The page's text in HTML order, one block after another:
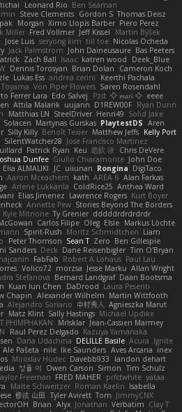
Leonard Rio Ben Seaman
Steve Clements Gordon S Thomas Deisz
Morgan Ximo Llopis Barber Piero Perez
Miller Fred Vollmer Jeff Kissel
Martin Býšek
Jose Luis seryong kim till toe Nicolas Ocheda
Jack Palmstrom John Daineusaure Bas Peeters
Zach Ball Isaac katren wood
Deek_Blue
Dennis Torosyan Brian Dolan
Cameron Koch
Lukas Ess andrea cerini
Keerthi Pachala
Von Piper Flowers Søren Rosendahl
Ferrer Lara Edo Salvej Pzit ✧ 𝔪𝔞𝔯𝔦 ✧ eeee
Attila Malarik uujann D1REW00F Ryan Dunn
Matthias LN SteelDriver Henri49 Solid Jake
Solacen Martynas Gurskas PlaytestDS Aren
Silly Killy Benoît Texier Matthew Jeffs Kelly Port
SilentWatcher28 Jose Francisco Martinez
Patrick Ryan Keu 皓欽 涂 Chris DeVere
Dunfee Giulio Chiaramonte John Doe
Elia ALMALIKI JC uiiunan Rongina DigiTaco
Aaron Mceachern kath AREA 6 Alan Farkas
Arlene Lukkarila ColdRice25 Anthea Ward
Elias Jimenez Lawrence Rogers Kurt Boyer
Annette Pew Stories Beyond The Borders
Kyle Mitrione Ty Grenier dddddrdrdrdrdr
Carlos Filipe Oleg Elsie Markus Löchte
Spirit-Rush Moritz Schmidtchen Liam
Peter Thomson Sean T Zero Ben Gillespie
Sanders Deck Dane Reisenbigler Tim O'Bryan
FabFab Robert A Lohaus Paul Lau
Volico72 morzsa Jesse Marku Allan Wright
Stefanova Bernard Landgraf Daan Bootsma
Kuan lun Chen DaDrood Laura Pesenti
Chapin Alexander Wilhelm Martin Wittfooth
Alejandro Soriano 中村秀人 Agnieszka Marut
Matz Klint Sally Hastings Michael Updike
PHIMPHAKAN MrIsklar Jean-Cassien Marmey
Raul Perez Delgado Kazuya Yamanaka
Daria Udachina DELILLE Basile Acura .Ignite
Ale Pašeta nile Ike Saunders Aves Arcana inex
Miroslav Hudec Davebb933
landon dehart
정율 이 Owen Carson Simon Tim Schulz
Freeman FRED MAHER prfctwhite yataa
Malte Schweitzer Roman Kaelin Isabella
修汰 山田 Tyler Avirett Tom JimmyCNX
Brian Alyx Jonathan Verbatim Clay T